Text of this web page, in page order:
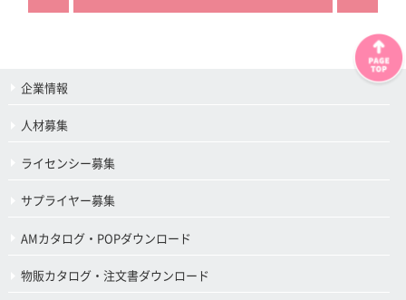
企業情報
人材募集
ライセンシー募集
サプライヤー募集
AMカタログ・POPダウンロード
物販カタログ・注文書ダウンロード